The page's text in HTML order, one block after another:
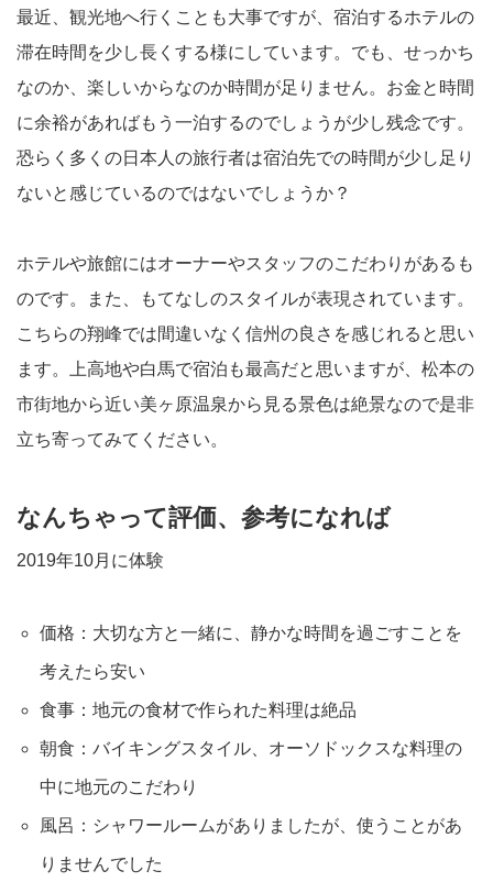
最近、観光地へ行くことも大事ですが、宿泊するホテルの
滞在時間を少し長くする様にしています。でも、せっかち
なのか、楽しいからなのか時間が足りません。お金と時間
に余裕があればもう一泊するのでしょうが少し残念です。
恐らく多くの日本人の旅行者は宿泊先での時間が少し足り
ないと感じているのではないでしょうか？
ホテルや旅館にはオーナーやスタッフのこだわりがあるも
のです。また、もてなしのスタイルが表現されています。
こちらの翔峰では間違いなく信州の良さを感じれると思い
ます。上高地や白馬で宿泊も最高だと思いますが、松本の
市街地から近い美ヶ原温泉から見る景色は絶景なので是非
立ち寄ってみてください。
なんちゃって評価、参考になれば
2019年10月に体験
価格：大切な方と一緒に、静かな時間を過ごすことを
考えたら安い
食事：地元の食材で作られた料理は絶品
朝食：バイキングスタイル、オーソドックスな料理の
中に地元のこだわり
風呂：シャワールームがありましたが、使うことがあ
りませんでした